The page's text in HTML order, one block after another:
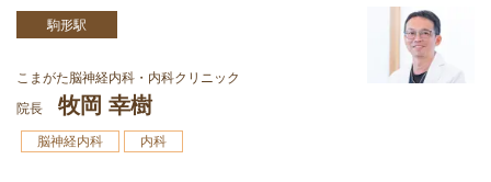
駒形駅
こまがた脳神経内科・内科クリニック
院長
牧岡 幸樹
脳神経内科 内科